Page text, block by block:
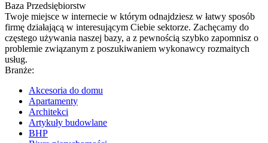
Baza Przedsiębiorstw
Twoje miejsce w internecie w którym odnajdziesz w łatwy sposób
firmę działającą w interesującym Ciebie sektorze. Zachęcamy do
częstego używania naszej bazy, a z pewnością szybko zapomnisz o
problemie związanym z poszukiwaniem wykonawcy rozmaitych
usług.
Branże:
Akcesoria do domu
Apartamenty
Architekci
Artykuły budowlane
BHP